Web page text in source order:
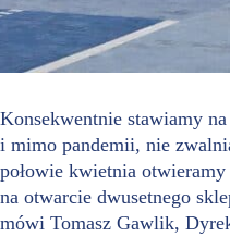
Konsekwentnie stawiamy
i mimo pandemii, nie
połowie kwietnia
na otwarcie dwusetnego
mówi Tomasz Gawlik,